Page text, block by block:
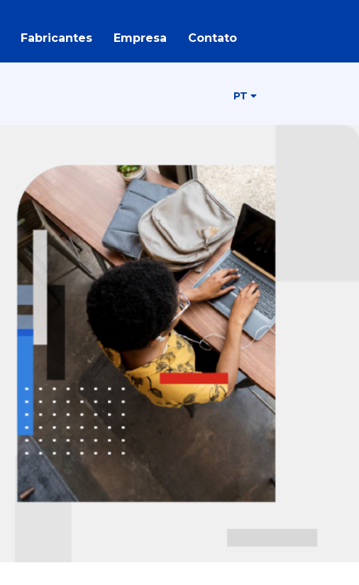
Fabricantes Empresa Contato
PT